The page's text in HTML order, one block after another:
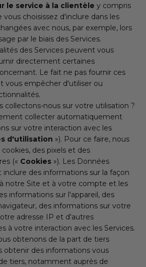
le service à la clientèle y compris
choisissez d'inclure dans les
avec nous, par exemple, lors
par le biais des Services.
des Services peuvent vous
directement certaines
Le fait ne pas fournir ces
vous empêcher d'utiliser ou
collectons-nous sur votre utilisation ?
collecter automatiquement
sur votre interaction avec les
d'utilisation »). Pour ce faire, nous
des pixels et des
(« Cookies »). Les Données
des informations sur la façon
notre Site et à votre compte et les
informations sur l'appareil, des
des informations sur votre
adresse IP et d'autres
à votre interaction avec les Services.
obtenons de la part de tiers
obtenir des informations vous
tiers, notamment auprès de